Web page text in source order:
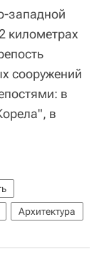
западной
километрах
сооружений
в
в
Архитектура